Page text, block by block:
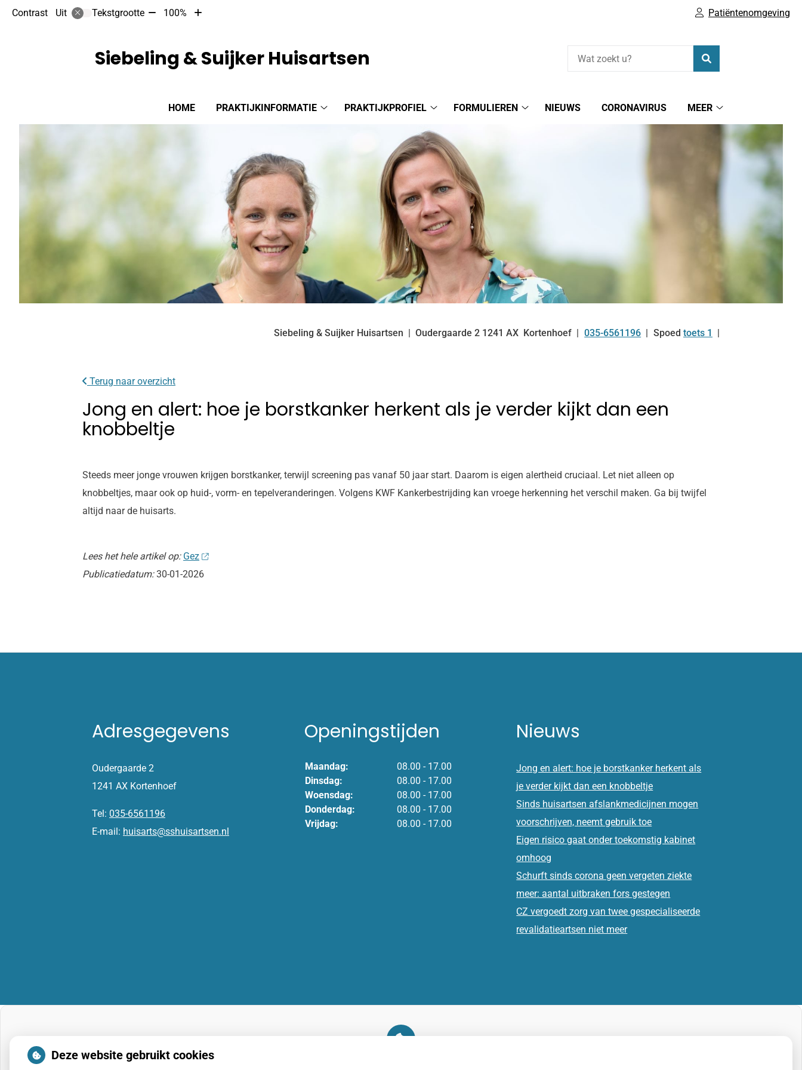
Contrast Uit Tekstgrootte Tekst
10%
100%
Tekst
10%
Patiëntenomgeving
HoofdmenuHOME
PRAKTIJKINFORMATIE
PRAKTIJKPROFIEL
submenu
FORMULIEREN
NIEUWS CORONAVIRUS
MEER
submenu
Siebeling & Suijker Huisartsen
Siebeling & Suijker Huisartsen Oudergaarde 2 1241 AX Kortenhoef Tel:
035-6561196 Spoed toets 1
Terug naar overzicht
Jong en alert: hoe je borstkanker herkent als je verder kijkt dan een
knobbeltje
Steeds meer jonge vrouwen krijgen borstkanker, terwijl screening pas vanaf 50 jaar start. Daarom is eigen alertheid cruciaal. Let niet alleen op
knobbeltjes, maar ook op huid-, vorm- en tepelveranderingen. Volgens KWF Kankerbestrijding kan vroege herkenning het verschil maken. Ga bij twijfel
altijd naar de huisarts.
Lees het hele artikel op: Gez
Publicatiedatum:30-01-2026
Adresgegevens
Oudergaarde 2
1241 AX Kortenhoef
Tel: 035-6561196
E-mail: huisarts@sshuisartsen.nl
Openingstijden
Maandag:
08.00 - 17.00
Dinsdag:
08.00 - 17.00
Woensdag:
08.00 - 17.00
Donderdag:
08.00 - 17.00
Vrijdag:
08.00 - 17.00
Nieuws
Jong en alert: hoe je borstkanker herkent als
je verder kijkt dan een knobbeltje
Sinds huisartsen afslankmedicijnen mogen
voorschrijven, neemt gebruik toe
Eigen risico gaat onder toekomstig kabinet
omhoog
Schurft sinds corona geen vergeten ziekte
meer: aantal uitbraken fors gestegen
CZ vergoedt zorg van twee gespecialiseerde
revalidatieartsen niet meer
Deze website gebruikt cookies